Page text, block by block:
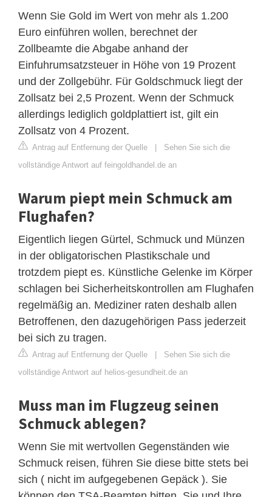
Wenn Sie Gold im Wert von mehr als 1.200
Euro einführen wollen, berechnet der
Zollbeamte die Abgabe anhand der
Einfuhrumsatzsteuer in Höhe von 19 Prozent
und der Zollgebühr. Für Goldschmuck liegt der
Zollsatz bei 2,5 Prozent. Wenn der Schmuck
allerdings lediglich goldplattiert ist, gilt ein
Zollsatz von 4 Prozent.
Antrag auf Entfernung der Quelle | Sehen Sie sich die
vollständige Antwort auf feingoldhandel.de an
Warum piept mein Schmuck am
Flughafen?
Eigentlich liegen Gürtel, Schmuck und Münzen
in der obligatorischen Plastikschale und
trotzdem piept es. Künstliche Gelenke im Körper
schlagen bei Sicherheitskontrollen am Flughafen
regelmäßig an. Mediziner raten deshalb allen
Betroffenen, den dazugehörigen Pass jederzeit
bei sich zu tragen.
Antrag auf Entfernung der Quelle | Sehen Sie sich die
vollständige Antwort auf helios-gesundheit.de an
Muss man im Flugzeug seinen
Schmuck ablegen?
Wenn Sie mit wertvollen Gegenständen wie
Schmuck reisen, führen Sie diese bitte stets bei
sich ( nicht im aufgegebenen Gepäck ). Sie